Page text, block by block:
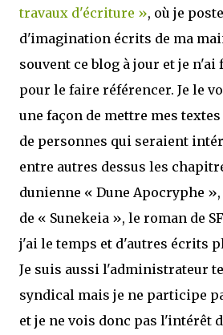
travaux d'écriture », où je
d'imagination écrits de ma
souvent ce blog à jour et je
pour le faire référencer. Je le
une façon de mettre mes
de personnes qui seraient
entre autres dessus les
dunienne « Dune Apocryphe
de « Sunekeia », le roman de
j'ai le temps et d'autres écrits
Je suis aussi l'administrateur
syndical mais je ne participe
et je ne vois donc pas l'intérêt